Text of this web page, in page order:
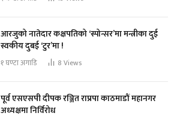
आरजुको नातेदार कक्षपतिको ‘स्पोन्सर’मा मन्त्रीका दुई
स्वकीय दुबई ‘टुर’मा !
१ घण्टा अगाडि 8 Views
पूर्व एसएसपी दीपक रञ्जित राप्रपा काठमाडौं महानगर
अध्यक्षमा निर्विरोध